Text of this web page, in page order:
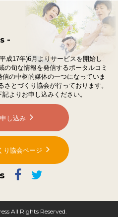
-
成17年)6月よりサービスを開始し
の旬な情報を発信するポータルコミ
信の中枢的媒体の一つになっていま
とづくり協会が行っております。
よりお申し込みください。
し込み
り協会ページ
All Rights Reserved.